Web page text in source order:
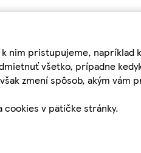
nim pristupujeme,
všetko, prípadne
zmení spôsob, akým vám
cookies v pätičke stránky.